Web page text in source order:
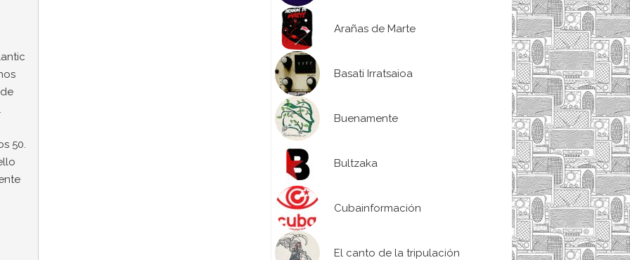
Arañas de Marte
Basati Irratsaioa
Buenamente
Bultzaka
Cubainformación
El canto de la tripulación
50.